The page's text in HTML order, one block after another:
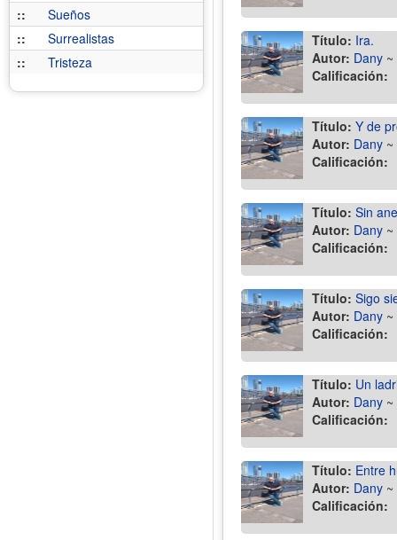
::
Sueños
::
Surrealistas
::
Tristeza
Título: Ira.
Autor: Dany ~
Calificación:
Título: Y de
Autor: Dany ~
Calificación:
Título: Sin
Autor: Dany ~
Calificación:
Título: Sigo
Autor: Dany ~
Calificación:
Título: Un
Autor: Dany ~
Calificación:
Título: Entre
Autor: Dany ~
Calificación: